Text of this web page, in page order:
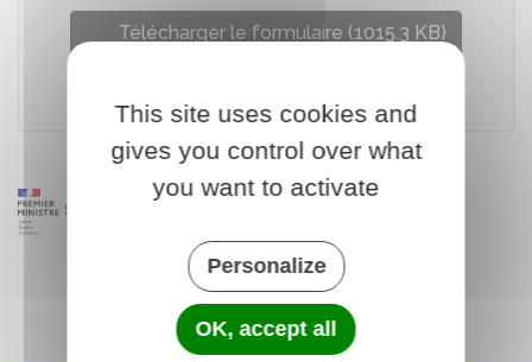
Télécharger le formulaire (1015.3 KB)
This site uses cookies and
gives you control over what
you want to activate
Personalize
OK, accept all